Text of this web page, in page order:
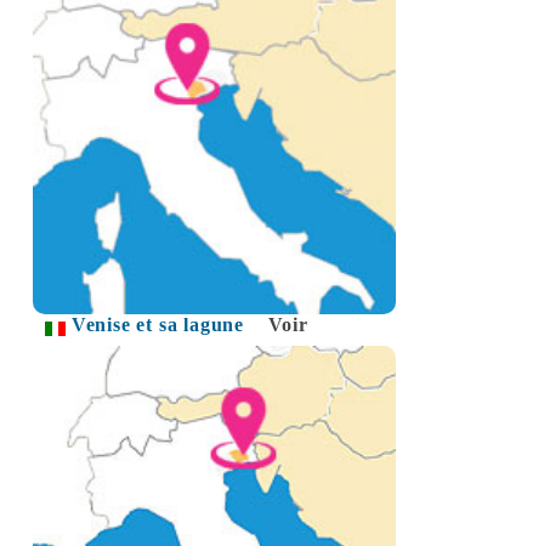
Venise et sa lagune Voir